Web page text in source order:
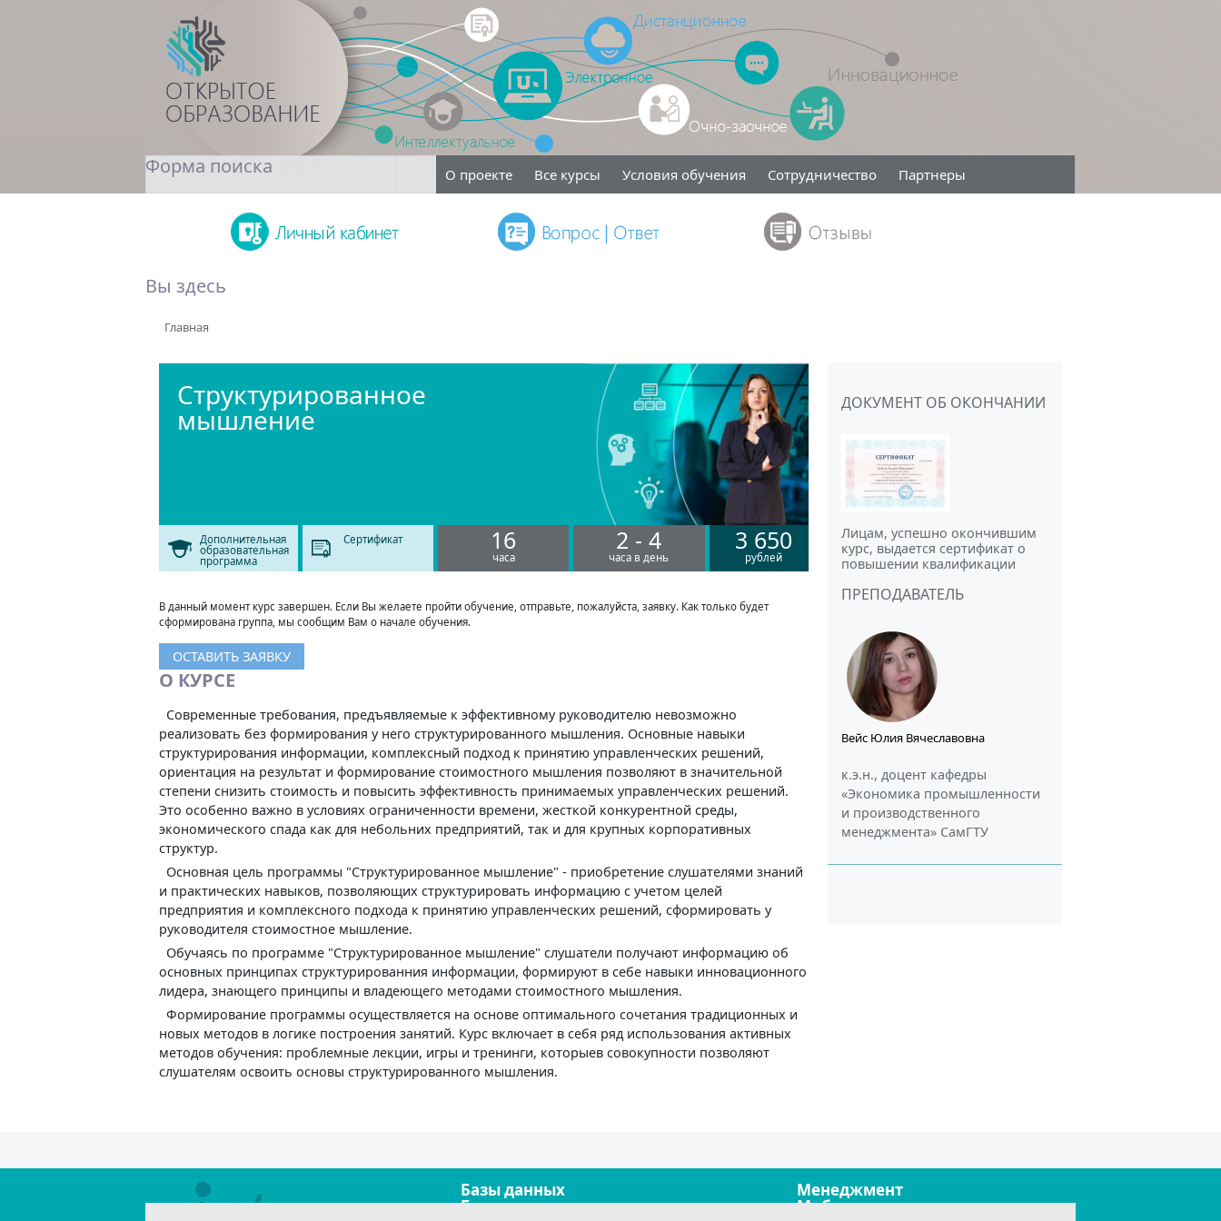
Форма поиска О проекте Все курсы Условия обучения Сотрудничество Партнеры
Вы здесь
Главная
Структурированное
мышление
Дополнительная
образовательная
программа
Сертификат 16
часа
2 - 4
часа в день
3 650
рублей
В данный момент курс завершен. Если Вы желаете пройти обучение, отправьте, пожалуйста, заявку. Как только будет
сформирована группа, мы сообщим Вам о начале обучения.
ОСТАВИТЬ ЗАЯВКУ
О КУРСЕ
Современные требования, предъявляемые к эффективному руководителю невозможно
реализовать без формирования у него структурированного мышления. Основные навыки
структурирования информации, комплексный подход к принятию управленческих решений,
ориентация на результат и формирование стоимостного мышления позволяют в значительной
степени снизить стоимость и повысить эффективность принимаемых управленческих решений.
Это особенно важно в условиях ограниченности времени, жесткой конкурентной среды,
экономического спада как для небольних предприятий, так и для крупных корпоративных
структур.
Основная цель программы "Структурированное мышление" - приобретение слушателями знаний
и практических навыков, позволяющих структурировать информацию с учетом целей
предприятия и комплексного подхода к принятию управленческих решений, сформировать у
руководителя стоимостное мышление.
Обучаясь по программе "Структурированное мышление" слушатели получают информацию об
основных принципах структурированния информации, формируют в себе навыки инновационного
лидера, знающего принципы и владеющего методами стоимостного мышления.
Формирование программы осуществляется на основе оптимального сочетания традиционных и
новых методов в логике построения занятий. Курс включает в себя ряд использования активных
методов обучения: проблемные лекции, игры и тренинги, которыев совокупности позволяют
слушателям освоить основы структурированного мышления.
ДОКУМЕНТ ОБ ОКОНЧАНИИ
Лицам, успешно окончившим
курс, выдается сертификат о
повышении квалификации
ПРЕПОДАВАТЕЛЬ
Вейс Юлия Вячеславовна
к.э.н., доцент кафедры
«Экономика промышленности
и производственного
менеджмента» СамГТУ
Базы данных
Безопасность
Менеджмент
Мобильные технологии